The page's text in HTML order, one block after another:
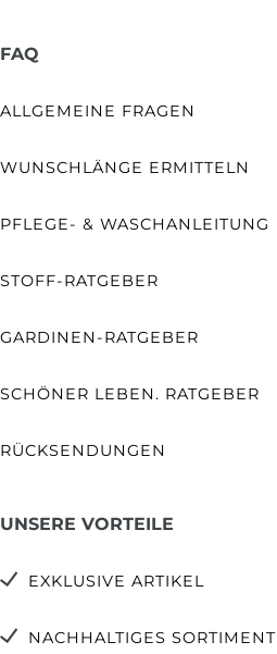
FAQ
ALLGEMEINE FRAGEN
WUNSCHLÄNGE ERMITTELN
PFLEGE- & WASCHANLEITUNG
STOFF-RATGEBER
GARDINEN-RATGEBER
SCHÖNER LEBEN. RATGEBER
RÜCKSENDUNGEN
UNSERE VORTEILE
EXKLUSIVE ARTIKEL
NACHHALTIGES SORTIMENT